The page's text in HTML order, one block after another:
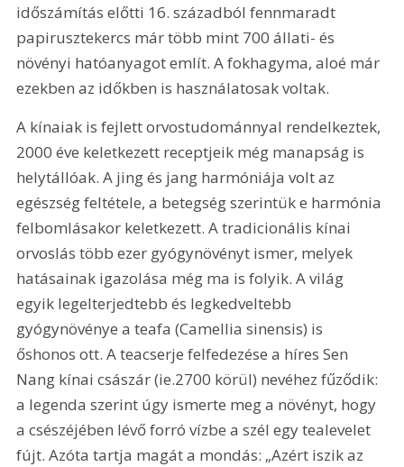
időszámítás előtti 16. századból fennmaradt
papirusztekercs már több mint 700 állati- és
növényi hatóanyagot említ. A fokhagyma, aloé már
ezekben az időkben is használatosak voltak.
A kínaiak is fejlett orvostudománnyal rendelkeztek,
2000 éve keletkezett receptjeik még manapság is
helytállóak. A jing és jang harmóniája volt az
egészség feltétele, a betegség szerintük e harmónia
felbomlásakor keletkezett. A tradicionális kínai
orvoslás több ezer gyógynövényt ismer, melyek
hatásainak igazolása még ma is folyik. A világ
egyik legelterjedtebb és legkedveltebb
gyógynövénye a teafa (Camellia sinensis) is
őshonos ott. A teacserje felfedezése a híres Sen
Nang kínai császár (ie.2700 körül) nevéhez fűződik:
a legenda szerint úgy ismerte meg a növényt, hogy
a csészéjében lévő forró vízbe a szél egy tealevelet
fújt. Azóta tartja magát a mondás: „Azért iszik az